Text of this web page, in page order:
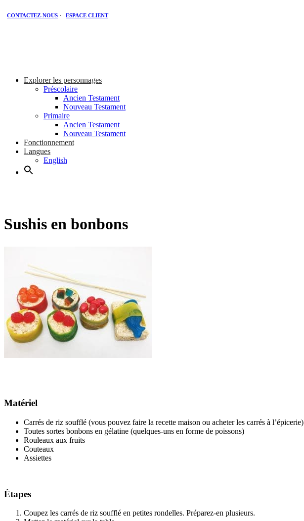
CONTACTEZ-NOUS · ESPACE CLIENT
Explorer les personnages
Préscolaire
Ancien Testament
Nouveau Testament
Primaire
Ancien Testament
Nouveau Testament
Fonctionnement
Langues
English
Sushis en bonbons
Matériel
Carrés de riz soufflé (vous pouvez faire la recette maison ou acheter les carrés à l’épicerie)
Toutes sortes bonbons en gélatine (quelques-uns en forme de poissons)
Rouleaux aux fruits
Couteaux
Assiettes
Étapes
Coupez les carrés de riz soufflé en petites rondelles. Préparez-en plusieurs.